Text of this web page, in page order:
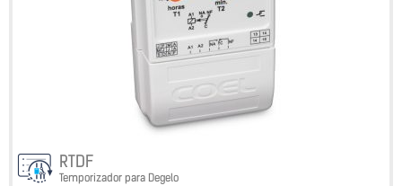
RTDF
Temporizador para Degelo